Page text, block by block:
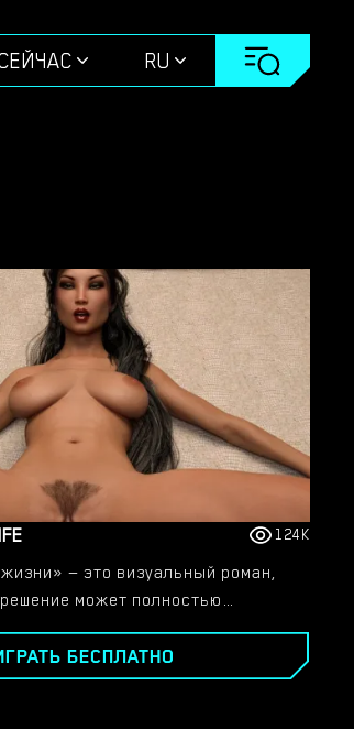
RU
124K
— это визуальный роман,
может полностью
линию. Если вы выберете
игра не закончится. В этой
приведет к разным
БЕСПЛАТНО